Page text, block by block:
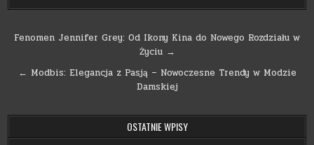
Nawigacja
Fenomen Jennifer Grey: Od Ikony Kina do Nowego Rozdziału w
Życiu →
← Modbis: Elegancja z Pasją – Nowoczesne Trendy w Modzie
Damskiej
OSTATNIE WPISY